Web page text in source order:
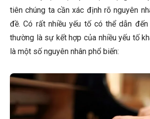
tiên chúng ta cần xác định rõ nguyên
đề. Có rất nhiều yếu tố có thể dẫn
thường là sự kết hợp của nhiều yếu tố
là một số nguyên nhân phổ biến: